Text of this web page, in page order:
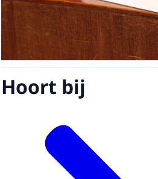
Hoort bij